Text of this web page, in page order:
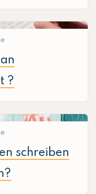
?
schreiben